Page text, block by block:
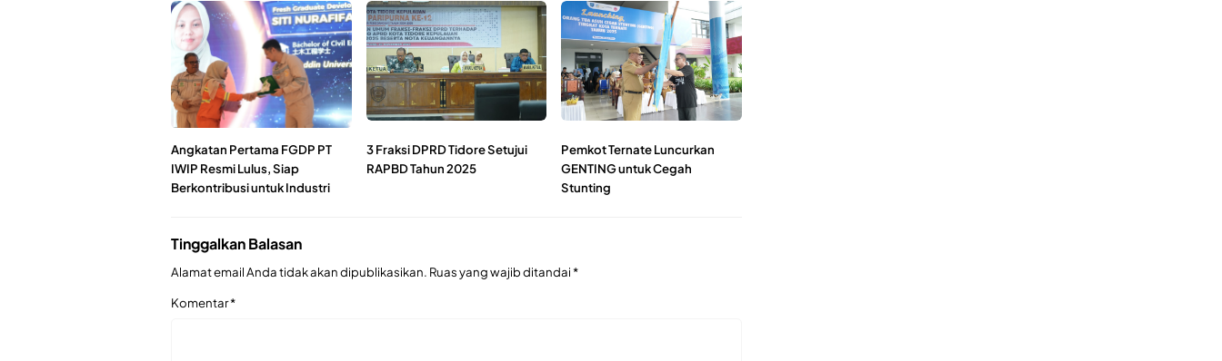
Angkatan Pertama FGDP PT
IWIP Resmi Lulus, Siap
Berkontribusi untuk Industri
3 Fraksi DPRD Tidore Setujui
RAPBD Tahun 2025
Pemkot Ternate Luncurkan
GENTING untuk Cegah
Stunting
Tinggalkan Balasan
Alamat email Anda tidak akan dipublikasikan. Ruas yang wajib ditandai*
Komentar*